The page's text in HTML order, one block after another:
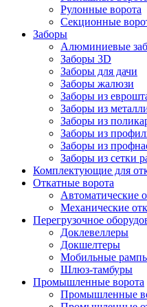
Рулонные ворота
Секционные
Заборы
Алюминиевые
Заборы 3D
Заборы для дачи
Заборы жалюзи
Заборы из
Заборы из
Заборы из
Заборы из
Заборы из
Заборы из сетки
Комплектующие для
Откатные ворота
Автоматические
Механические
Перегрузочное
Доклевеллеры
Докшелтеры
Мобильные
Шлюз-тамбуры
Промышленные ворота
Промышленные